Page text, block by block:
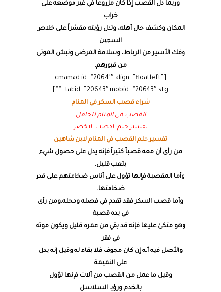
وربما دل القصب إذا كان مزروعاً في غير موضعه على
خراب
المكان وكشف حال أهله، وتدل رؤيته مقشراً على خلاص
السجين
وفك الأسير من الرباط، وسلامة المرضى ونبش الموتى
من قبورهم.
[cmamad id=”20641″ align=”floatleft”
tabid=”20643″ mobid=”20643″ stg=””]
شراء قصب السكر في المنام
القصب فى المنام للحامل
تفسير حلم القصب الاخضر
تفسير حلم القصب في المنام لابن شاهين
من رأى أن معه قصباً كثيراً فإنه يدل على حصول شيء
بتعب قليل.
وأما المقصبة فإنها تؤول على أناس ضخامتهم على قدر
ضخامتها.
وأما قصب السكر فقد تقدم في فصله ومحله.ومن رأى
في يده قصبة
وهو متكئ عليها فإنه قد بقي من عمره قليل ويكون موته
في فقر
والأصل فيه أنه إن كان مجوف فلا بقاء له وقيل إنه يدل
على النميمة
وقيل ما عمل من القصب من آلات فإنها تؤول
بالخدم.ورؤيا السلاسل